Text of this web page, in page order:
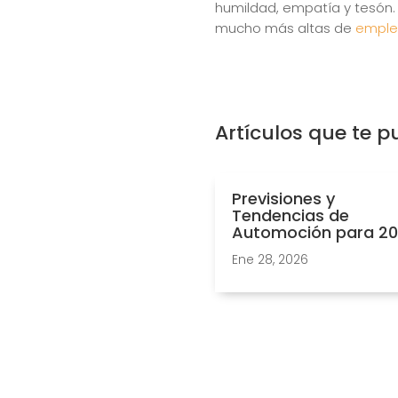
humildad, empatía y
mucho más altas de
Artículos que te
Previsiones y
Tendencias de
Automoción para
Ene 28, 2026